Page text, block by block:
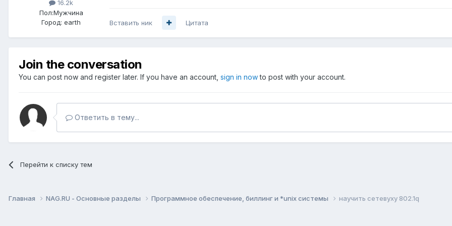
16.2k
Пол:Мужчина
Город: earth Вставить ник Цитата
Join the conversation
You can post now and register later. If you have an account, sign in nowto post with your account.
Ответить в тему...
Перейти к списку тем
Главная NAG.RU - Основные разделы Программное обеспечение, биллинг и *unix системы научить сетевуху 802.1q